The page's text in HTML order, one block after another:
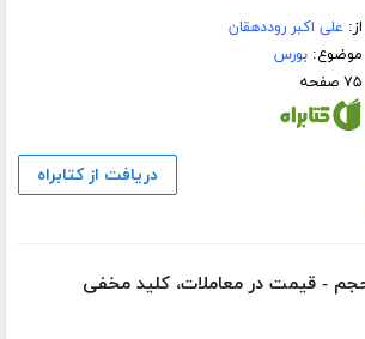
از: علی اکبر روددهقان
موضوع:بورس
۷۵ صفحه
دریافت از کتابراه
- قیمت در معاملات، کلید مخفی